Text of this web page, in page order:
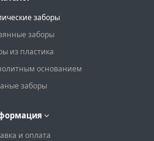
заборы
заборы
из пластика
основанием
заборы
и оплата